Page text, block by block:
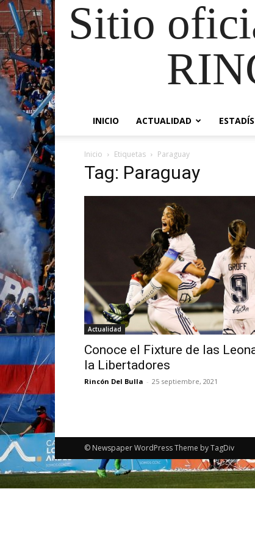
Sitio
INICIO ACTUALIDAD
Inicio Etiquetas Paraguay
Tag: Paraguay
Actualidad
Conoce el Fixture de las
la Libertadores
Rincón Del Bulla - 25 septiembre, 2021
© Newspaper WordPress Theme by TagDiv